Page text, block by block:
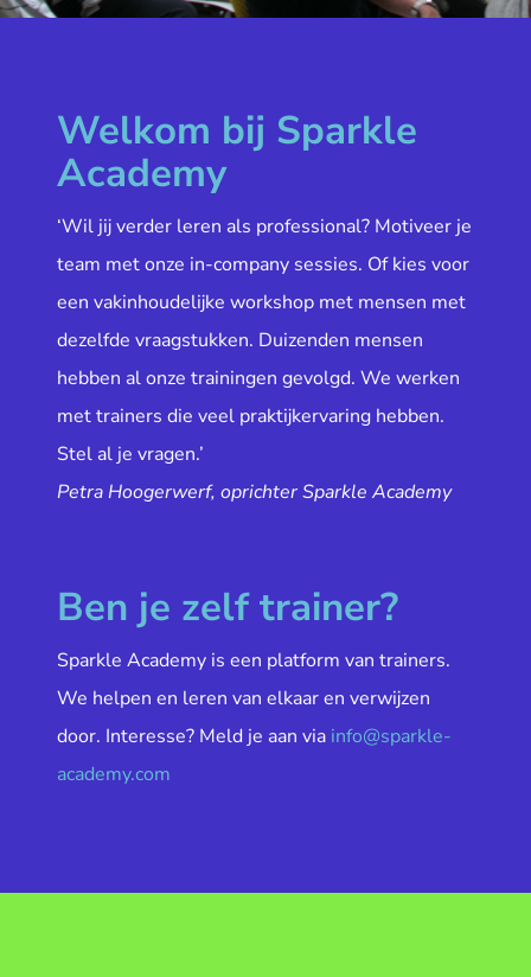
Welkom bij Sparkle
Academy
‘Wil jij verder leren als professional? Motiveer je
team met onze in-company sessies. Of kies voor
een vakinhoudelijke workshop met mensen met
dezelfde vraagstukken. Duizenden mensen
hebben al onze trainingen gevolgd. We werken
met trainers die veel praktijkervaring hebben.
Stel al je vragen.’
Petra Hoogerwerf, oprichter Sparkle Academy
Ben je zelf trainer?
Sparkle Academy is een platform van trainers.
We helpen en leren van elkaar en verwijzen
door. Interesse? Meld je aan via info@sparkle-
academy.com